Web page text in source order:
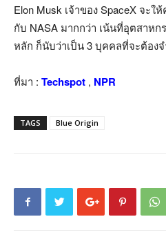
Elon Musk เจ้าของ SpaceX จะ
กับ NASA มากกว่า เน้นที่อุตสาหก
หลัก ก็นับว่าเป็น 3 บุคคลที่จะต้อง
ที่มา : Techspot , NPR
TAGS Blue Origin